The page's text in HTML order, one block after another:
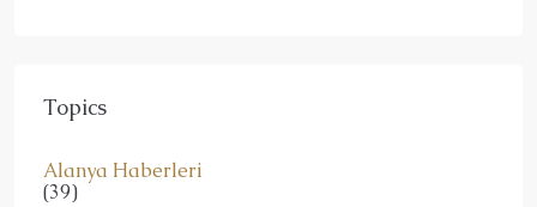
Topics
Alanya Haberleri
(39)